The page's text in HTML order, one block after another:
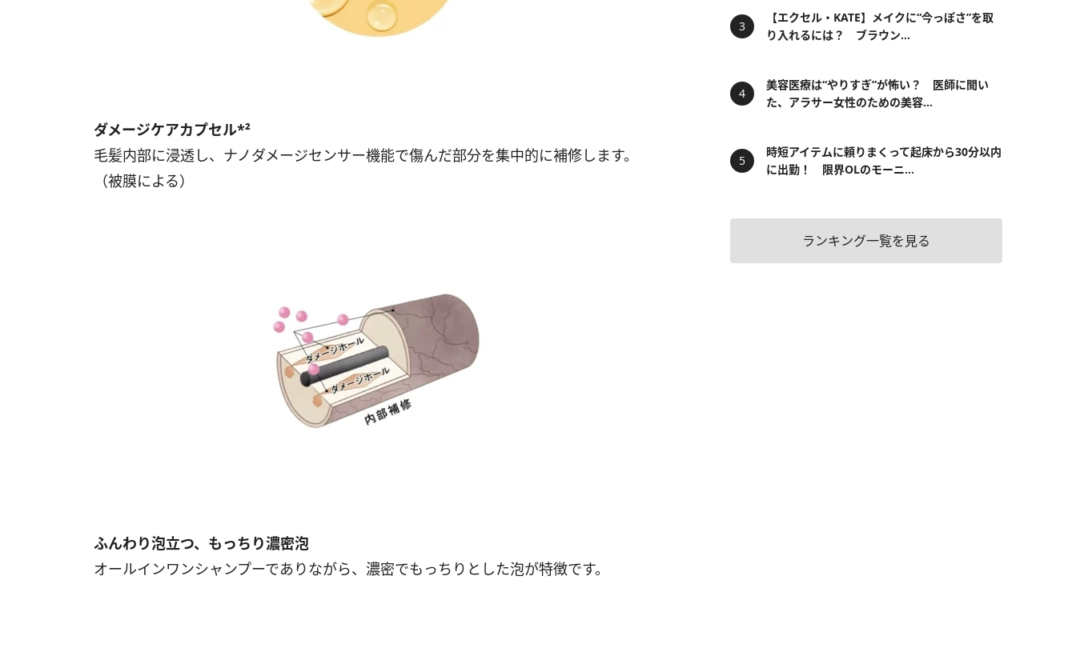
ダメージケアカプセル*²
毛髪内部に浸透し、ナノダメージセンサー機能で傷んだ部分を集中的に補修します。
（被膜による）
ふんわり泡立つ、もっちり濃密泡
オールインワンシャンプーでありながら、濃密でもっちりとした泡が特徴です。
【エクセル・KATE】メイクに“今っぽさ”を取
り入れるには？ ブラウン...
美容医療は“やりすぎ”が怖い？ 医師に聞い
た、アラサー女性のための美容...
時短アイテムに頼りまくって起床から30分以内
に出勤！ 限界OLのモーニ...
ランキング一覧を見る